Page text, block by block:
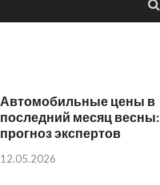
Автомобильные цены в
последний месяц весны:
прогноз экспертов
12.05.2026